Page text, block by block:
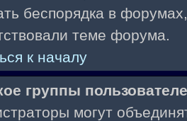
беспорядка в
теме форума.
к началу
группы
могут